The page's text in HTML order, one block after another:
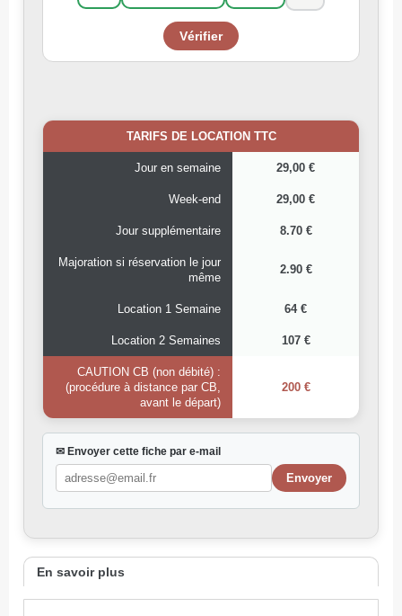
TARIFS DE LOCATION TTC
Jour en semaine 29,00 €
Week-end 29,00 €
Jour supplémentaire 8.70 €
Majoration si réservation le jour
même
2.90 €
Location 1 Semaine 64 €
Location 2 Semaines 107 €
CAUTION CB (non débité) :
(procédure à distance par CB,
avant le départ)
200 €
✉ Envoyer cette fiche par e-mail
En savoir plus